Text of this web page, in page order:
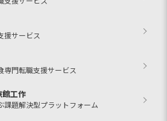
援サービス
専門転職支援サービス
館工作
課題解決型プラットフォーム